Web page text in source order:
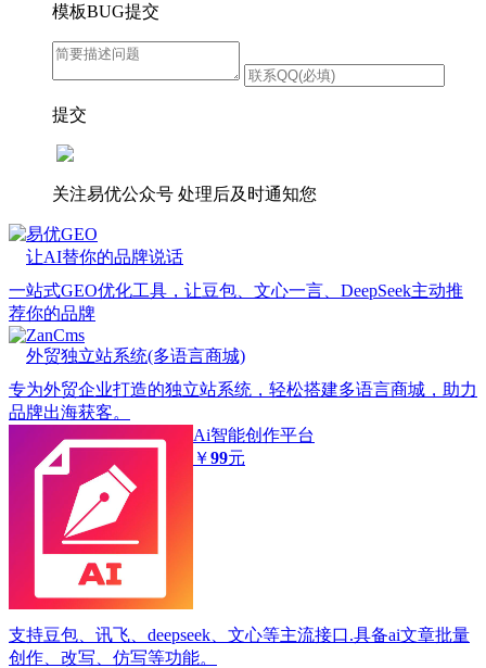
模板BUG提交
提交
关注易优公众号 处理后及时通知您
易优GEO
让AI替你的品牌说话
一站式GEO优化工具，让豆包、文心一言、DeepSeek主动推
荐你的品牌
ZanCms
外贸独立站系统(多语言商城)
专为外贸企业打造的独立站系统，轻松搭建多语言商城，助力
品牌出海获客。
Ai智能创作平台
￥99元
支持豆包、讯飞、deepseek、文心等主流接口.具备ai文章批量
创作、改写、仿写等功能。